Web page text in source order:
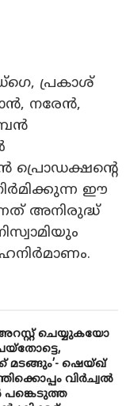
പ്രകാശ്
നരേൻ,
പ്രൊഡക്ഷന്റെ
ഈ
അനിരുദ്ധ്
ചെയ്യുകയോ
മടങ്ങും’- ഷെയ്ഖ്
വിർച്വൽ